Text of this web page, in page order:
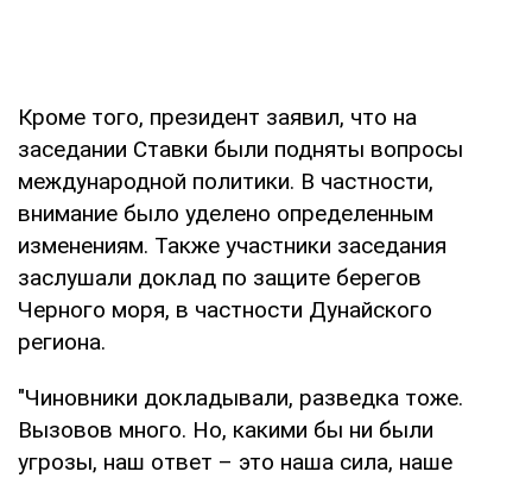
Кроме того, президент заявил, что на
заседании Ставки были подняты вопросы
международной политики. В частности,
внимание было уделено определенным
изменениям. Также участники заседания
заслушали доклад по защите берегов
Черного моря, в частности Дунайского
региона.
"Чиновники докладывали, разведка тоже.
Вызовов много. Но, какими бы ни были
угрозы, наш ответ – это наша сила, наше